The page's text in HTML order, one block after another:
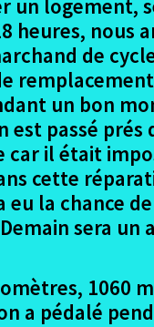
divers
un logement,
heures, nous
de
un bon
est passé prés
car il était
cette
eu la chance
sera un
1060
a pédalé